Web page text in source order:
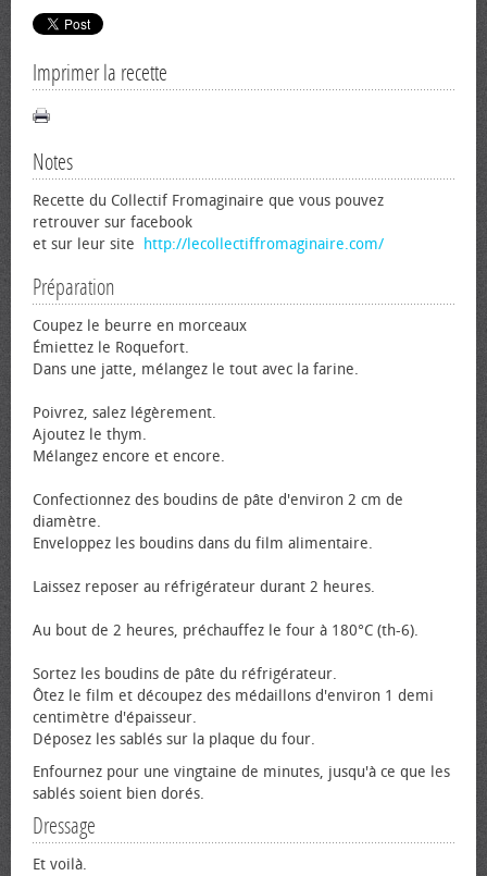
Imprimer la recette
Notes
Recette du Collectif Fromaginaire que vous pouvez
retrouver sur facebook
et sur leur site
http://lecollectiffromaginaire.com/
Préparation
Coupez le beurre en morceaux
Émiettez le Roquefort.
Dans une jatte, mélangez le tout avec la farine.
Poivrez, salez légèrement.
Ajoutez le thym.
Mélangez encore et encore.
Confectionnez des boudins de pâte d'environ 2 cm de
diamètre.
Enveloppez les boudins dans du film alimentaire.
Laissez reposer au réfrigérateur durant 2 heures.
Au bout de 2 heures, préchauffez le four à 180°C (th-6).
Sortez les boudins de pâte du réfrigérateur.
Ôtez le film et découpez des médaillons d'environ 1 demi
centimètre d'épaisseur.
Déposez les sablés sur la plaque du four.
Enfournez pour une vingtaine de minutes, jusqu'à ce que les
sablés soient bien dorés.
Dressage
Et voilà.